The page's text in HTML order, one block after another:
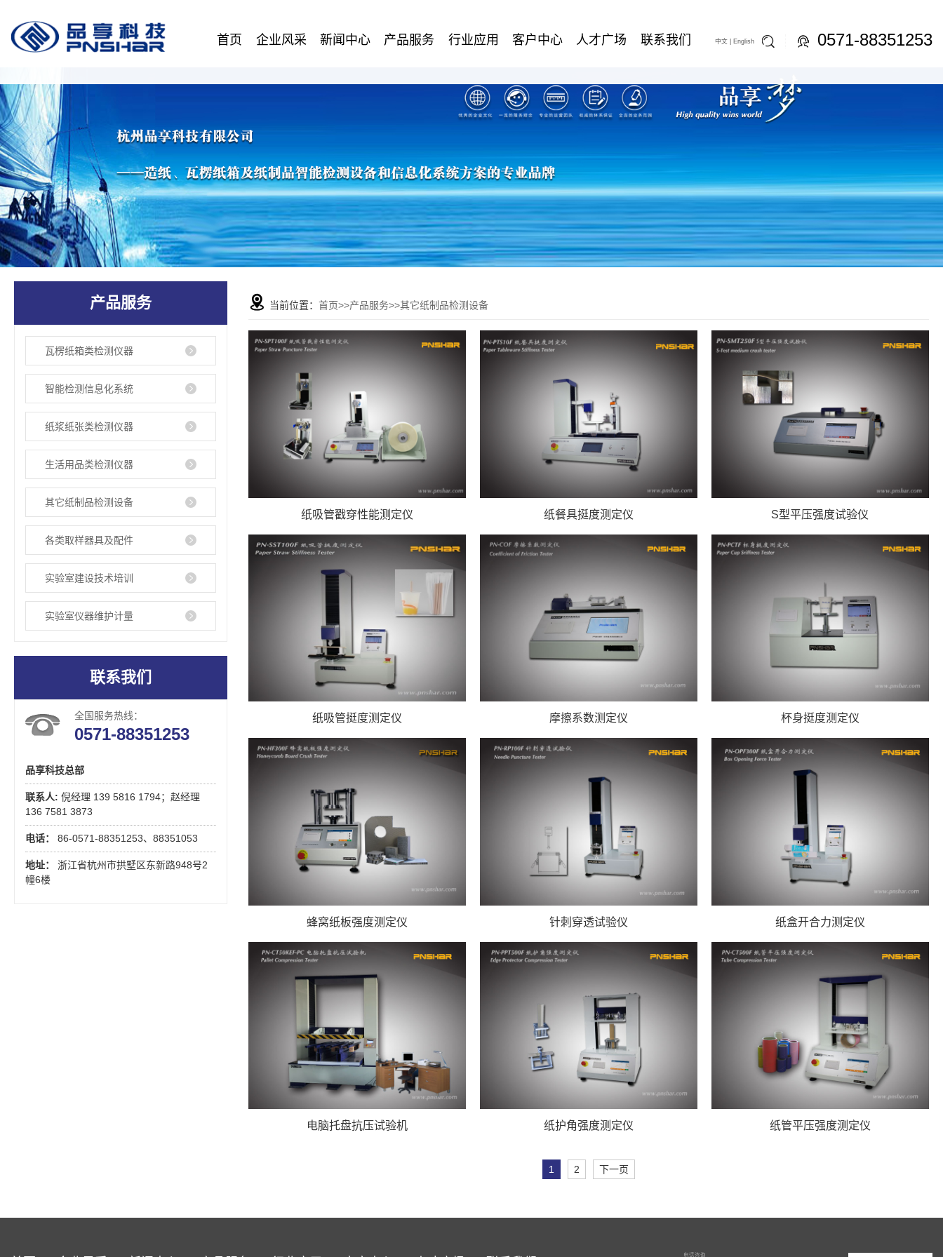
首页 企业风采 新闻中心 产品服务 行业应用 客户中心 人才广场 联系我们 中文 | English 0571-88351253
产品服务
瓦楞纸箱类检测仪器
智能检测信息化系统
纸浆纸张类检测仪器
生活用品类检测仪器
其它纸制品检测设备
各类取样器具及配件
实验室建设技术培训
实验室仪器维护计量
联系我们
全国服务热线：
0571-88351253
品享科技总部
联系人: 倪经理 139 5816 1794；赵经理
136 7581 3873
电话： 86-0571-88351253、88351053
地址： 浙江省杭州市拱墅区东新路948号2
幢6楼
当前位置： 首页>>产品服务>>其它纸制品检测设备
纸吸管戳穿性能测定仪 纸餐具挺度测定仪 S型平压强度试验仪
纸吸管挺度测定仪 摩擦系数测定仪 杯身挺度测定仪
蜂窝纸板强度测定仪 针刺穿透试验仪 纸盒开合力测定仪
电脑托盘抗压试验机 纸护角强度测定仪 纸管平压强度测定仪
1 2 下一页
电话咨询